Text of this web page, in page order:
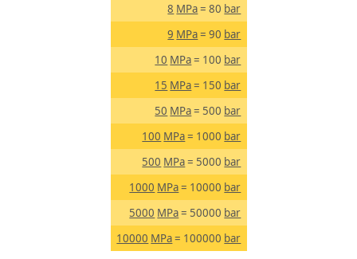
8 MPa= 80 bar
9 MPa= 90 bar
10 MPa= 100 bar
15 MPa= 150 bar
50 MPa= 500 bar
100 MPa= 1000 bar
500 MPa= 5000 bar
1000 MPa= 10000 bar
5000 MPa= 50000 bar
10000 MPa= 100000 bar